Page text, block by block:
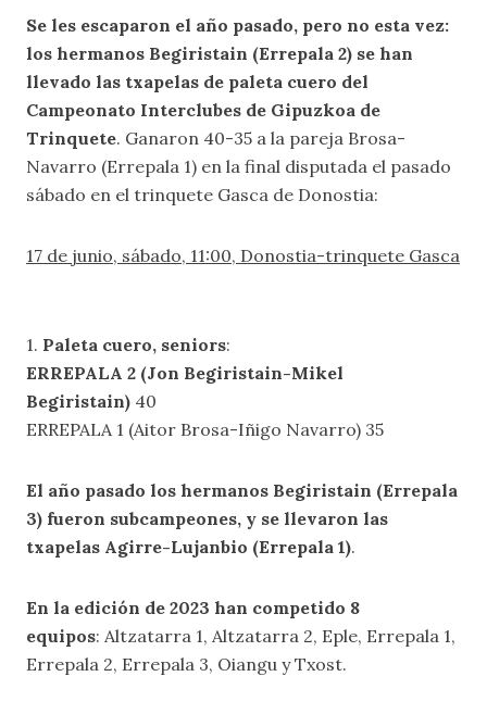
Se les escaparon el año pasado, pero no esta vez:
los hermanos Begiristain (Errepala 2) se han
llevado las txapelas de paleta cuero del
Campeonato Interclubes de Gipuzkoa de
Trinquete. Ganaron 40-35 a la pareja Brosa-
Navarro (Errepala 1) en la final disputada el pasado
sábado en el trinquete Gasca de Donostia:
17 de junio, sábado, 11:00, Donostia-trinquete Gasca
1. Paleta cuero, seniors:
ERREPALA 2 (Jon Begiristain-Mikel
Begiristain) 40
ERREPALA 1 (Aitor Brosa-Iñigo Navarro) 35
El año pasado los hermanos Begiristain (Errepala
3) fueron subcampeones, y se llevaron las
txapelas Agirre-Lujanbio (Errepala 1).
En la edición de 2023 han competido 8
equipos: Altzatarra 1, Altzatarra 2, Eple, Errepala 1,
Errepala 2, Errepala 3, Oiangu y Txost.